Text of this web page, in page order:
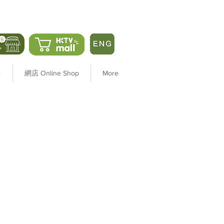
網店 Online Shop More